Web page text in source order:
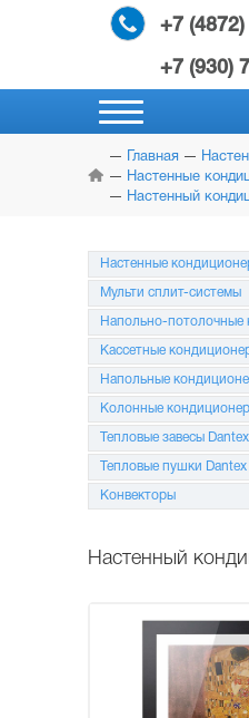
+7
+7 (930)
НАСТЕННЫЕ
НАПОЛЬНО-
СИСТЕМЫ
КАССЕТНЫЕ
КОЛОННЫЕ
МОБИЛЬНЫЕ
Главная
Настенные
Настенный
Настенные
Мульти сплит-системы
Напольно-потолочные
Кассетные
Напольные
Колонные
Тепловые завесы Dantex
Тепловые пушки Dantex
Конвекторы
Настенный